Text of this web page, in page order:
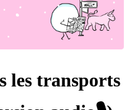
les transports